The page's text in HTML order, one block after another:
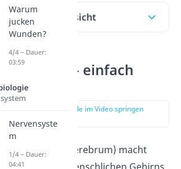
Inhaltsübersicht
Großhirn — einfach
erklärt
zur Stelle im Video springen
Das Großhirn (Cerebrum) macht
Warum
jucken
Wunden?
4/4 – Dauer:
03:59
Nervensyste
m
1/4 – Dauer:
04:41